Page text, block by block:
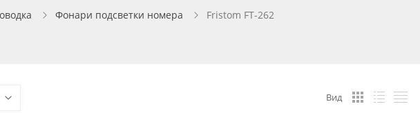
Фонари подсветки номера Fristom FT-262
Вид